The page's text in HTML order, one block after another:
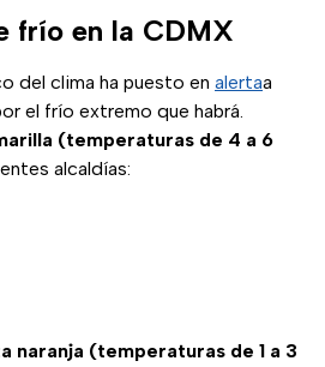
frío en la CDMX
del clima ha puesto en alertaa
el frío extremo que habrá.
(temperaturas de 4 a 6
alcaldías:
naranja (temperaturas de 1 a 3